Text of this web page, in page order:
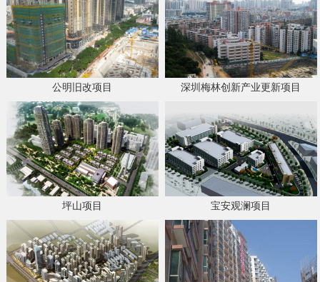
公明旧改项目 深圳梅林创新产业更新项目
坪山项目 宝安观澜项目